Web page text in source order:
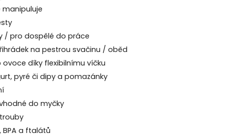
/ pro dospělé do práce
na pestrou svačinu / oběd
díky flexibilnímu víčku
pyré či dipy a pomazánky
do myčky
BPA a ftalátů